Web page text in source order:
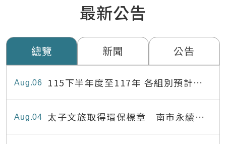
最新公告
總覽 新聞 公告
06
Aug
115下半年度至117年 各組別預計出
缺員額表
04
Aug
太子文旅取得環保標章 南市永續旅
宿達22家